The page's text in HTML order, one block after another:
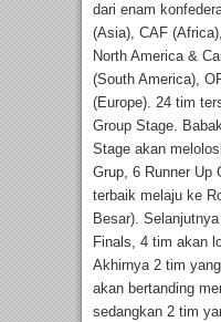
dari enam
(Asia), CAF
North America &
(South America),
(Europe). 24 tim
Group Stage.
Stage akan
Grup, 6 Runner Up
terbaik melaju ke
Besar).
Finals, 4 tim akan
Akhirnya 2 tim
akan bertanding
sedangkan 2 tim